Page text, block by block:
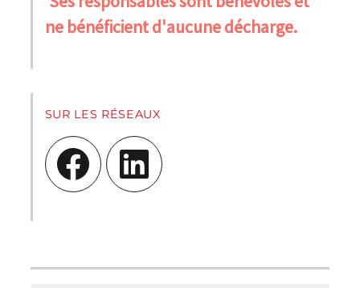
ne bénéficient d'aucune décharge.
SUR LES RÉSEAUX
Facebook LinkedIn